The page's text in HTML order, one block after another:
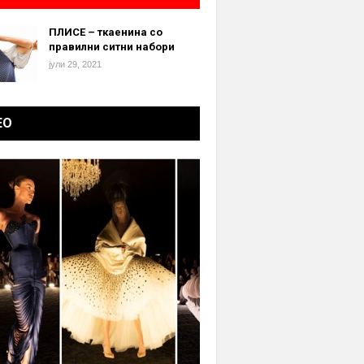
ПЛИСЕ – ткаенина со
правилни ситни набори
јули 29, 2021